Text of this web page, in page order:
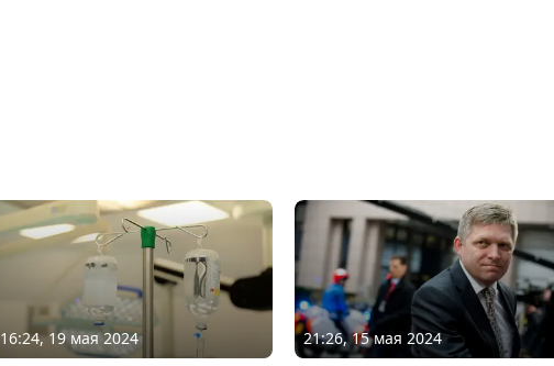
16:24, 19 мая 2024 21:26, 15 мая 2024